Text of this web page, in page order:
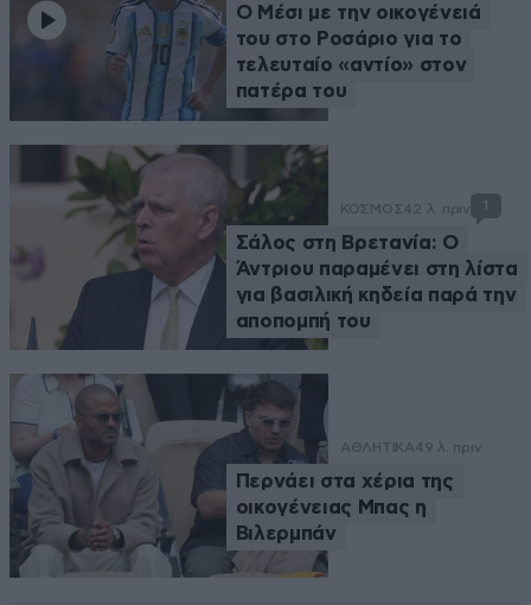
Ο Μέσι με την οικογένειά
του στο Ροσάριο για το
τελευταίο «αντίο» στον
πατέρα του
ΚΟΣΜΟΣ42 λ. πριν 1
Σάλος στη Βρετανία: Ο
Άντριου παραμένει στη λίστα
για βασιλική κηδεία παρά την
αποπομπή του
ΑΘΛΗΤΙΚΑ49 λ. πριν
Περνάει στα χέρια της
οικογένειας Μπας η
Βιλερμπάν